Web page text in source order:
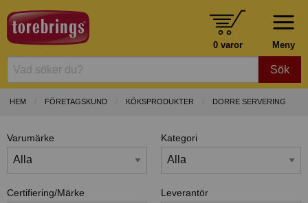
Meny
0 varor
Sök
HEM FÖRETAGSKUND KÖKSPRODUKTER DORRE SERVERING
Varumärke Kategori
Certifiering/Märke Leverantör